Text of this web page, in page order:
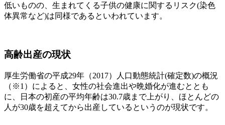
低いものの、生まれてくる子供の健康に関するリスク(染色
体異常など)は同様であるといわれています。
高齢出産の現状
厚生労働省の平成29年（2017）人口動態統計(確定数)の概況
（※1）によると、女性の社会進出や晩婚化が進むととも
に、日本の初産の平均年齢は30.7歳まで上がり、ほとんどの
人が30歳を超えてから出産しているというのが現状です。